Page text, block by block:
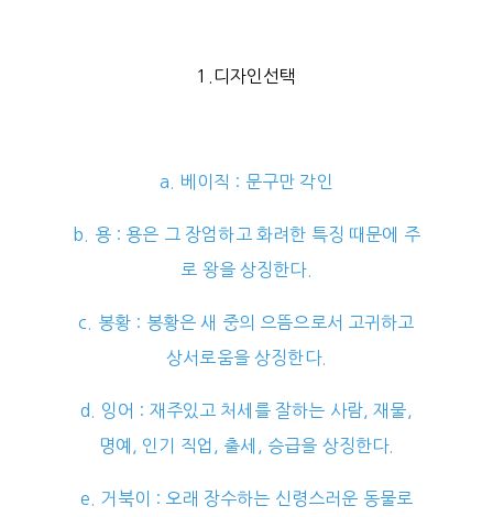
1.디자인선택
a. 베이직 : 문구만 각인
b. 용 : 용은 그 장엄하고 화려한 특징 때문에 주
로 왕을 상징한다.
c. 봉황 : 봉황은 새 중의 으뜸으로서 고귀하고
상서로움을 상징한다.
d. 잉어 : 재주있고 처세를 잘하는 사람, 재물,
명예, 인기 직업, 출세, 승급을 상징한다.
e. 거북이 : 오래 장수하는 신령스러운 동물로